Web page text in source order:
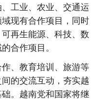
工业、农业、交通运
现有合作项目，同时
再生能源、科技、数
合作项目。
、教育培训、旅游等
的交流互动，夯实越
。越南党和国家将继